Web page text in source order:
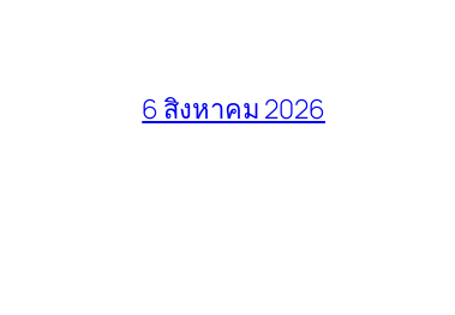
6 สิงหาคม 2026